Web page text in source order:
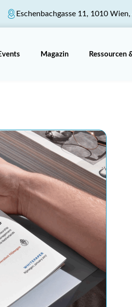
Eschenbachgasse 11, 1010
Magazin Ressourcen